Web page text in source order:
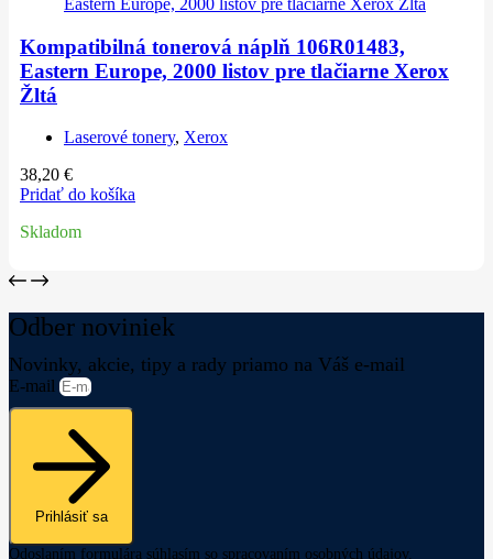
Kompatibilná tonerová náplň 106R01483,
Eastern Europe, 2000 listov pre tlačiarne Xerox
Žltá
Laserové tonery, Xerox
38,20 €
Pridať do košíka
Skladom
Odber noviniek
Novinky, akcie, tipy a rady priamo na Váš e-mail
E-mail
Prihlásiť sa
Odoslaním formulára súhlasím so spracovaním osobných údajov.